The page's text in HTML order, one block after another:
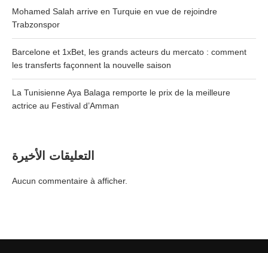
Mohamed Salah arrive en Turquie en vue de rejoindre
Trabzonspor
Barcelone et 1xBet, les grands acteurs du mercato : comment
les transferts façonnent la nouvelle saison
La Tunisienne Aya Balaga remporte le prix de la meilleure
actrice au Festival d’Amman
التعليقات الأخيرة
Aucun commentaire à afficher.